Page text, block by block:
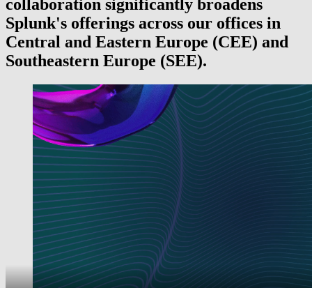
collaboration significantly broadens
Splunk's offerings across our offices in
Central and Eastern Europe (CEE) and
Southeastern Europe (SEE).